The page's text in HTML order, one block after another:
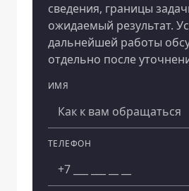
сведения, границы
ожидаемый результат.
дальнейшей работы
отдельно после
ИМЯ
ТЕЛЕФОН
Компания